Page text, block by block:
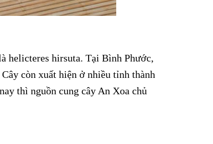
helicteres hirsuta. Tại Bình Phước,
còn xuất hiện ở nhiều tỉnh thành
thì nguồn cung cây An Xoa chủ